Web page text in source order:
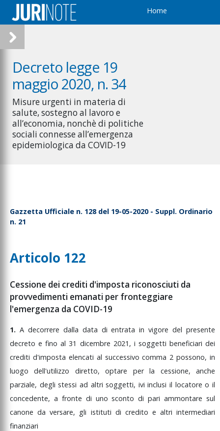
Home
Decreto legge 19
maggio 2020, n. 34
Misure urgenti in materia di
salute, sostegno al lavoro e
all’economia, nonchè di politiche
sociali connesse all’emergenza
epidemiologica da COVID-19
Gazzetta Ufficiale n. 128 del 19-05-2020 - Suppl. Ordinario
n. 21
Articolo 122
Cessione dei crediti d'imposta riconosciuti da
provvedimenti emanati per fronteggiare
l'emergenza da COVID-19
1. A decorrere dalla data dientratainvigoredelpresente
decretoefinoal31 dicembre 2021, i soggetti beneficiaridei
crediti d'imposta elencati al successivocomma 2possono, in
luogodell'utilizzo diretto,optare perla cessione,anche
parziale, deglistessi ad altrisoggetti, iviinclusiil locatoreoil
concedente, a fronte di unoscontodipariammontaresul
canonedaversare, gli istituti di credito e altriintermediari
finanziari